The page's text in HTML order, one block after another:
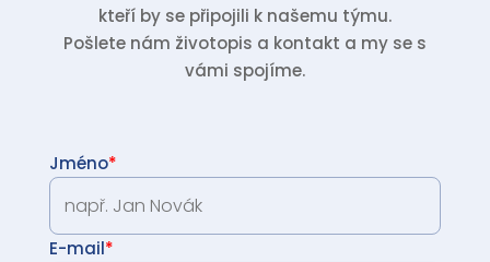
kteří by se připojili k našemu týmu.
Pošlete nám životopis a kontakt a my se s
vámi spojíme.
Jméno*
E-mail*